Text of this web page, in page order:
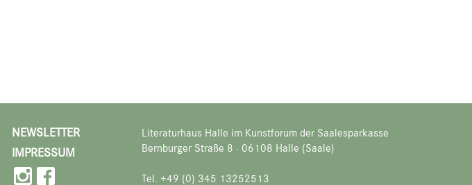
NEWSLETTER
IMPRESSUM
Literaturhaus Halle im Kunstforum der Saalesparkasse
Bernburger Straße 8 · 06108 Halle (Saale)
Tel. +49 (0) 345 13252513